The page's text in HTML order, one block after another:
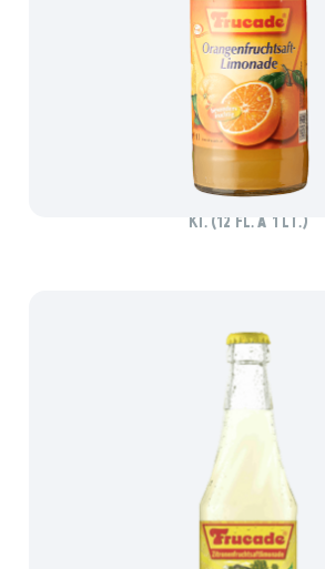
FRUCADE ORANGE
Ki. (12 Fl. à 1 lt.)